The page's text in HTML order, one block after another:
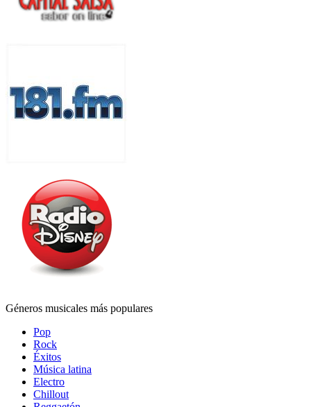
Géneros musicales más populares
Pop
Rock
Éxitos
Música latina
Electro
Chillout